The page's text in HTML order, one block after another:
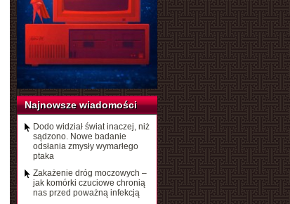
Najnowsze wiadomości
Dodo widział świat inaczej, niż
sądzono. Nowe badanie
odsłania zmysły wymarłego
ptaka
Zakażenie dróg moczowych –
jak komórki czuciowe chronią
nas przed poważną infekcją